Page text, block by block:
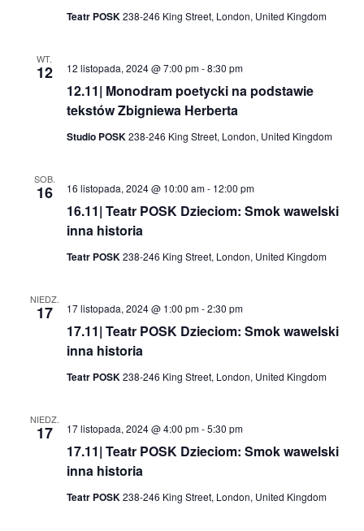
Teatr POSK238-246 King Street, London, United Kingdom
WT.
12
12.11| Monodram poetycki na podstawie
tekstów Zbigniewa Herberta
12 listopada, 2024 @ 7:00 pm-8:30 pm
Studio POSK238-246 King Street, London, United Kingdom
SOB.
16
16.11| Teatr POSK Dzieciom: Smok wawelski
inna historia
16 listopada, 2024 @ 10:00 am- 12:00 pm
Teatr POSK238-246 King Street, London, United Kingdom
NIEDZ.
17
17.11| Teatr POSK Dzieciom: Smok wawelski
inna historia
17 listopada, 2024 @ 1:00 pm-2:30 pm
Teatr POSK238-246 King Street, London, United Kingdom
NIEDZ.
17
17.11| Teatr POSK Dzieciom: Smok wawelski
inna historia
17 listopada, 2024 @ 4:00 pm-5:30 pm
Teatr POSK238-246 King Street, London, United Kingdom